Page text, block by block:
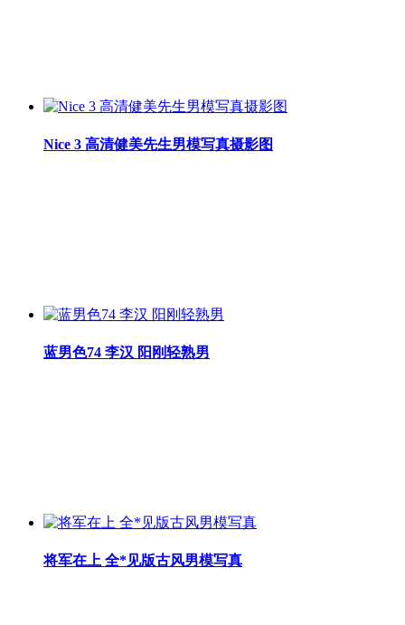
Nice 3 高清健美先生男模写真摄影图
蓝男色74 李汉 阳刚轻熟男
将军在上 全*见版古风男模写真